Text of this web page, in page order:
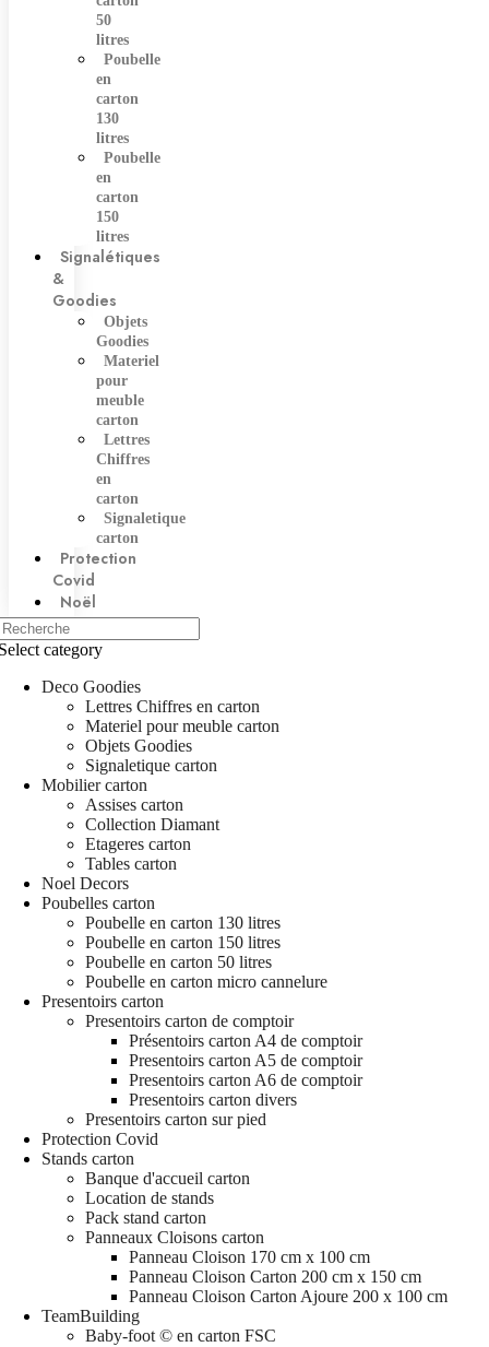
50
litres
Poubelle
en
carton
130
litres
Poubelle
en
carton
150
litres
Signalétiques
&
Goodies
Objets
Goodies
Materiel
pour
meuble
carton
Lettres
Chiffres
en
carton
Signaletique
carton
Protection
Covid
Noël
Décors
category
Deco Goodies
Lettres Chiffres en carton
Materiel pour meuble carton
Objets Goodies
Signaletique carton
Mobilier carton
Assises carton
Collection Diamant
Etageres carton
Tables carton
Noel Decors
Poubelles carton
Poubelle en carton 130 litres
Poubelle en carton 150 litres
Poubelle en carton 50 litres
Poubelle en carton micro cannelure
Presentoirs carton
Presentoirs carton de comptoir
Présentoirs carton A4 de comptoir
Presentoirs carton A5 de comptoir
Presentoirs carton A6 de comptoir
Presentoirs carton divers
Presentoirs carton sur pied
Protection Covid
Stands carton
Banque d'accueil carton
Location de stands
Pack stand carton
Panneaux Cloisons carton
Panneau Cloison 170 cm x 100 cm
Panneau Cloison Carton 200 cm x 150 cm
Panneau Cloison Carton Ajoure 200 x 100 cm
TeamBuilding
Baby-foot © en carton FSC